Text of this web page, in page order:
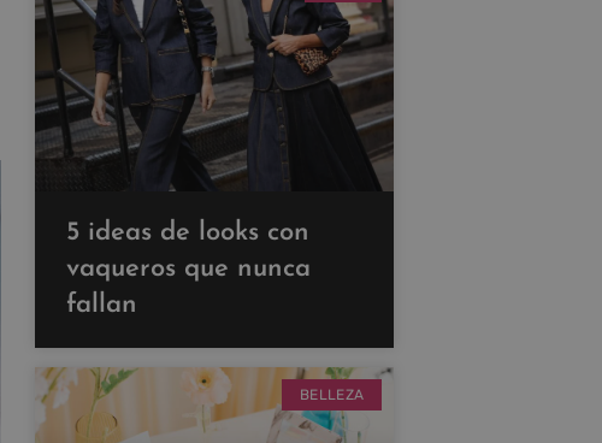
5 ideas de looks con
vaqueros que nunca
fallan
BELLEZA